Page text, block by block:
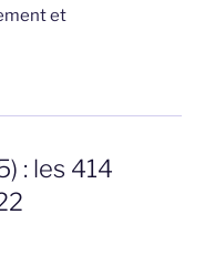
et
: les 414